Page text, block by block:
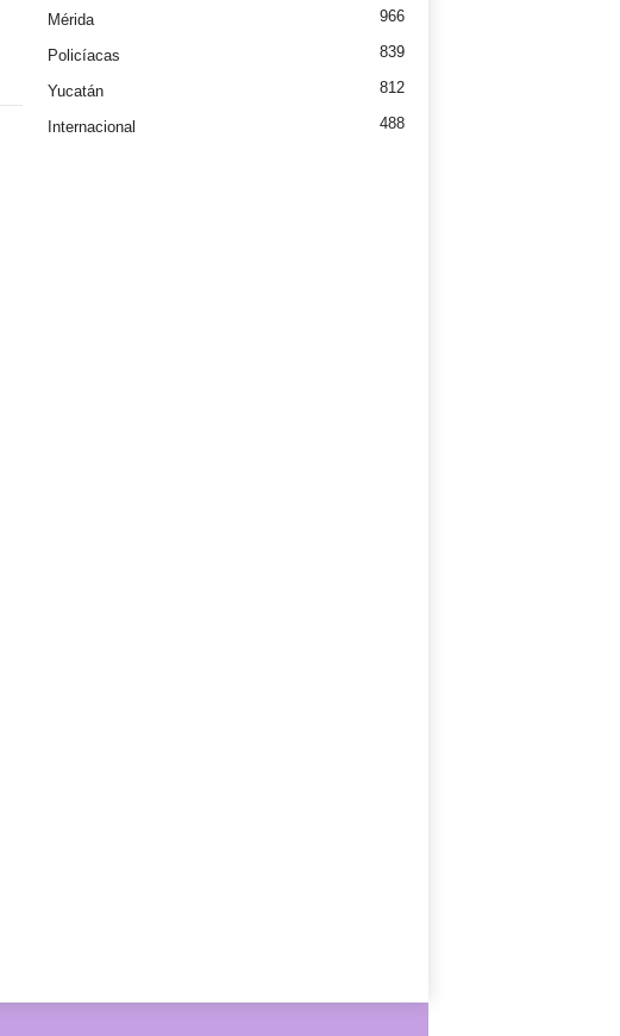
Mérida 966
Policíacas 839
Yucatán 812
Internacional 488